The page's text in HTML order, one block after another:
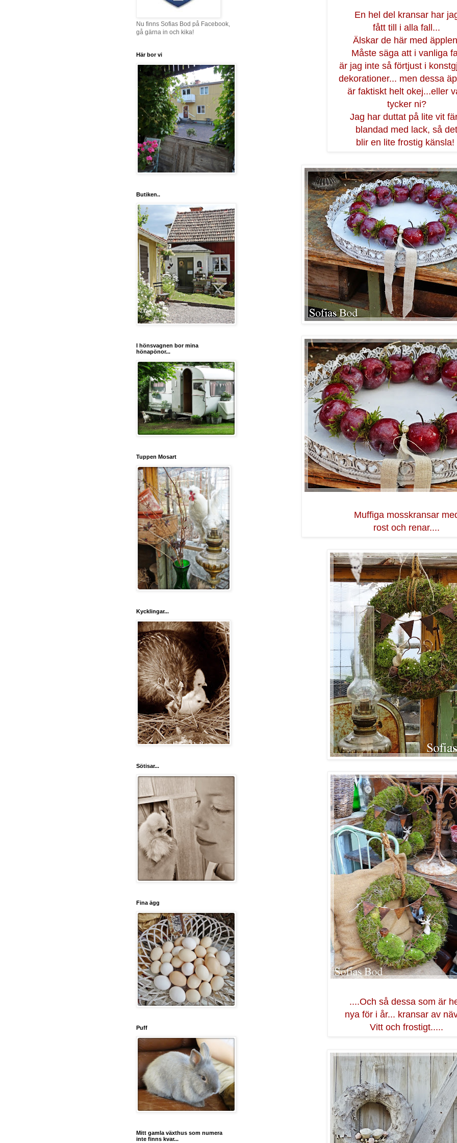
En hel del kransar har
fått till i alla fall...
Älskar de här med
Måste säga att i vanliga
är jag inte så förtjust i
dekorationer... men dessa
är faktiskt helt okej...eller
tycker ni?
Jag har duttat på lite vit
blandad med lack, så det
blir en lite frostig känsla!
Muffiga mosskransar
rost och renar....
....Och så dessa som är
nya för i år... kransar av
Vitt och frostigt.....
Nu finns Sofias Bod på Facebook,
gå gärna in och kika!
Här bor vi
Butiken..
I hönsvagnen bor mina
hönapönor...
Tuppen Mosart
Kycklingar...
Sötisar...
Fina ägg
Puff
Mitt gamla växthus som numera
inte finns kvar...